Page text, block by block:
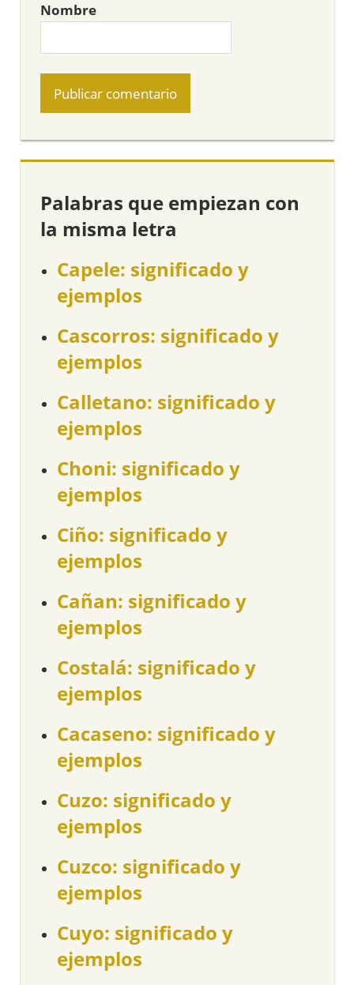
Nombre
Palabras que empiezan con
la misma letra
Capele: significado y
ejemplos
Cascorros: significado y
ejemplos
Calletano: significado y
ejemplos
Choni: significado y
ejemplos
Ciño: significado y
ejemplos
Cañan: significado y
ejemplos
Costalá: significado y
ejemplos
Cacaseno: significado y
ejemplos
Cuzo: significado y
ejemplos
Cuzco: significado y
ejemplos
Cuyo: significado y
ejemplos